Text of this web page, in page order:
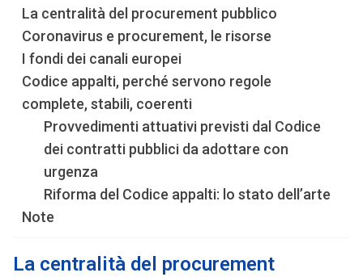
La centralità del procurement pubblico
Coronavirus e procurement, le risorse
I fondi dei canali europei
Codice appalti, perché servono regole
complete, stabili, coerenti
Provvedimenti attuativi previsti dal Codice
dei contratti pubblici da adottare con
urgenza
Riforma del Codice appalti: lo stato dell’arte
Note
La centralità del procurement